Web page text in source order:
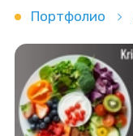
Портфолио